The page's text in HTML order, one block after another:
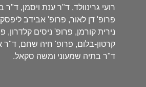
רועי גרינוולד, ד"ר ענת ויסמן, ד"ר
פרופ' דן לאור, פרופ' אבידב
נירית קורמן, פרופ' ניסים קלדרון,
קרטון-בלום, פרופ' חיה שחם, ד"ר
ד"ר בתיה שמעוני ומשה סקאל.